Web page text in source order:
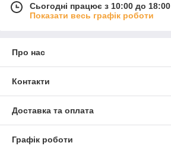
Сьогодні працює з 10:00 до 18:00
Показати весь графік роботи
Про нас
Контакти
Доставка та оплата
Графік роботи